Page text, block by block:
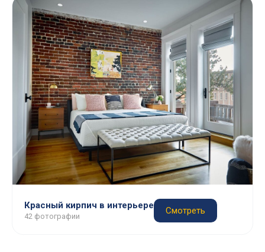
Красный кирпич в интерьере
42 фотографии
Смотреть